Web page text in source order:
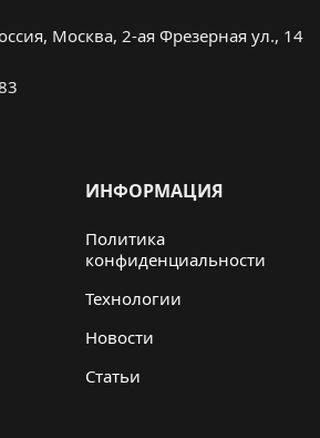
Москва, 2-ая Фрезерная ул., 14
ИНФОРМАЦИЯ
Политика
конфиденциальности
Технологии
Новости
Статьи